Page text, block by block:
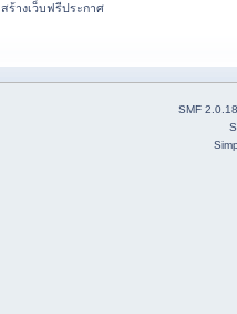
สร้างเว็บฟรีประกาศ
SMF 2.0.18